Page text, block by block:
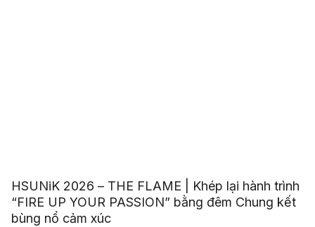
HSUNiK 2026 – THE FLAME | Khép lại hành trình
“FIRE UP YOUR PASSION” bằng đêm Chung kết
bùng nổ cảm xúc